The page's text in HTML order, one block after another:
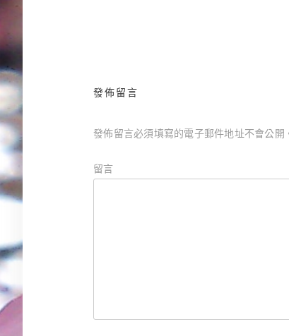
發佈留言
發佈留言必須填寫的電子郵件地址不會公開
留言